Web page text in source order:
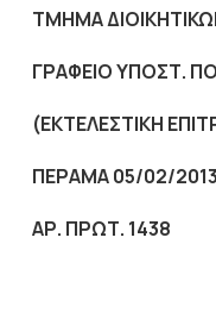
ΤΜΗΜΑ
ΓΡΑΦΕΙΟ ΥΠΟΣΤ.
(ΕΚΤΕΛΕΣΤΙΚΗ
ΠΕΡΑΜΑ 05/02/2013
ΑΡ. ΠΡΩΤ. 1438